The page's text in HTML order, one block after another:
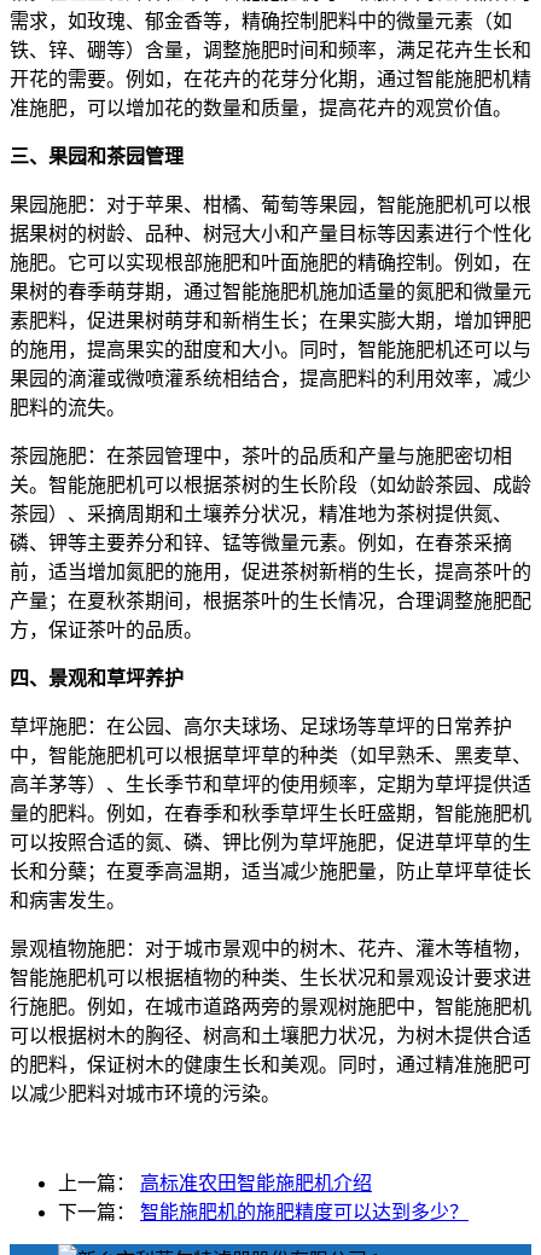
需求，如玫瑰、郁金香等，精确控制肥料中的微量元素（如
铁、锌、硼等）含量，调整施肥时间和频率，满足花卉生长和
开花的需要。例如，在花卉的花芽分化期，通过智能施肥机精
准施肥，可以增加花的数量和质量，提高花卉的观赏价值。
三、果园和茶园管理
果园施肥：对于苹果、柑橘、葡萄等果园，智能施肥机可以根
据果树的树龄、品种、树冠大小和产量目标等因素进行个性化
施肥。它可以实现根部施肥和叶面施肥的精确控制。例如，在
果树的春季萌芽期，通过智能施肥机施加适量的氮肥和微量元
素肥料，促进果树萌芽和新梢生长；在果实膨大期，增加钾肥
的施用，提高果实的甜度和大小。同时，智能施肥机还可以与
果园的滴灌或微喷灌系统相结合，提高肥料的利用效率，减少
肥料的流失。
茶园施肥：在茶园管理中，茶叶的品质和产量与施肥密切相
关。智能施肥机可以根据茶树的生长阶段（如幼龄茶园、成龄
茶园）、采摘周期和土壤养分状况，精准地为茶树提供氮、
磷、钾等主要养分和锌、锰等微量元素。例如，在春茶采摘
前，适当增加氮肥的施用，促进茶树新梢的生长，提高茶叶的
产量；在夏秋茶期间，根据茶叶的生长情况，合理调整施肥配
方，保证茶叶的品质。
四、景观和草坪养护
草坪施肥：在公园、高尔夫球场、足球场等草坪的日常养护
中，智能施肥机可以根据草坪草的种类（如早熟禾、黑麦草、
高羊茅等）、生长季节和草坪的使用频率，定期为草坪提供适
量的肥料。例如，在春季和秋季草坪生长旺盛期，智能施肥机
可以按照合适的氮、磷、钾比例为草坪施肥，促进草坪草的生
长和分蘖；在夏季高温期，适当减少施肥量，防止草坪草徒长
和病害发生。
景观植物施肥：对于城市景观中的树木、花卉、灌木等植物，
智能施肥机可以根据植物的种类、生长状况和景观设计要求进
行施肥。例如，在城市道路两旁的景观树施肥中，智能施肥机
可以根据树木的胸径、树高和土壤肥力状况，为树木提供合适
的肥料，保证树木的健康生长和美观。同时，通过精准施肥可
以减少肥料对城市环境的污染。
上一篇： 高标准农田智能施肥机介绍
下一篇： 智能施肥机的施肥精度可以达到多少？